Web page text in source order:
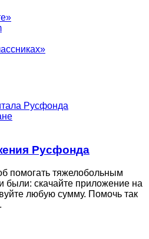
Русфонда
Русфонда
помогать тяжелобольным
были: скачайте приложение на
любую сумму. Помочь так